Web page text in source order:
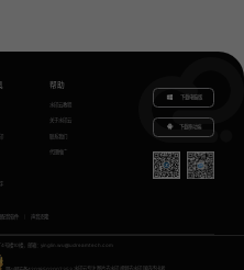
帮助
水印云教程
关于水印云
联系我们
代理推广
下载电脑版
下载移动端
音软件
厂4号楼10楼，邮箱：yinglin.wu@udreamtech.com